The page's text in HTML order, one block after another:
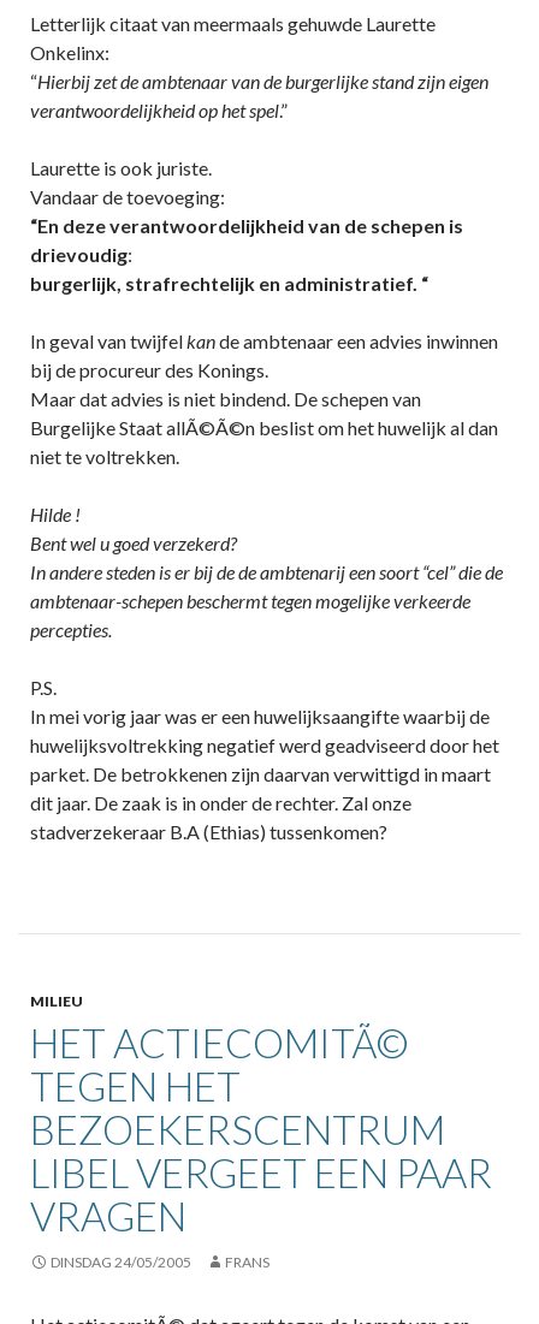
Letterlijk citaat van meermaals gehuwde Laurette
Onkelinx:
“Hierbij zet de ambtenaar van de burgerlijke stand zijn eigen
verantwoordelijkheid op het spel.”
Laurette is ook juriste.
Vandaar de toevoeging:
“En deze verantwoordelijkheid van de schepen is
drievoudig:
burgerlijk, strafrechtelijk en administratief. “
In geval van twijfelkande ambtenaar een advies inwinnen
bij de procureur des Konings.
Maar dat advies is niet bindend. De schepen van
Burgelijke Staat allÃ©Ã©n beslist om het huwelijk al dan
niet te voltrekken.
Hilde !
Bent wel u goed verzekerd?
In andere steden is er bij de de ambtenarij een soort “cel” die de
ambtenaar-schepen beschermt tegen mogelijke verkeerde
percepties.
P.S.
In mei vorig jaar was er een huwelijksaangifte waarbij de
huwelijksvoltrekking negatief werd geadviseerd door het
parket. De betrokkenen zijn daarvan verwittigd in maart
dit jaar. De zaak is in onder de rechter. Zal onze
stadverzekeraar B.A (Ethias) tussenkomen?
MILIEU
HET ACTIECOMITÃ©
TEGEN HET
BEZOEKERSCENTRUM
LIBEL VERGEET EEN PAAR
VRAGEN
DINSDAG 24/05/2005 FRANS